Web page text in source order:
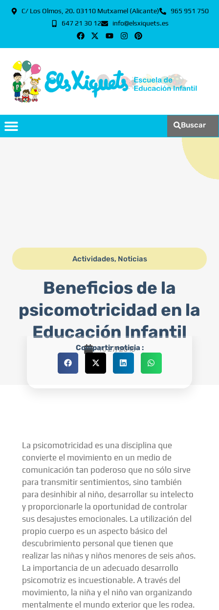
C/ Los Olmos, 20. 03110 Mutxamel (Alicante)
965 951 750
647 21 30 12
info@elsxiquets.es
Buscar
Actividades, Noticias
Beneficios de la
psicomotricidad en la
Educación Infantil
11/27/2015
Compartir noticia :
La psicomotricidad es una disciplina que
convierte el movimiento en un medio de
comunicación tan poderoso que no sólo sirve
para transmitir sentimientos, sino también
para desinhibir al niño, desarrollar su intelecto
y proporcionarle la oportunidad de controlar
sus desajustes emocionales. La utilización del
propio cuerpo es un aspecto básico del
descubrimiento personal que tienen que
realizar las niñas y niños menores de seis años.
La importancia de un adecuado desarrollo
psicomotriz es incuestionable. A través del
movimiento, la niña y el niño van organizando
mentalmente el mundo exterior que les rodea.